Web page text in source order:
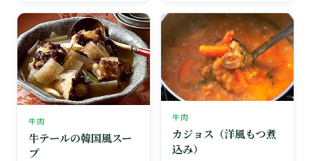
牛肉
牛テールの韓国風スー
プ
牛肉
カジョス（洋風もつ煮
込み）